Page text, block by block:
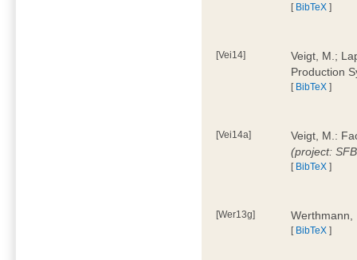
[ BibTeX ]
[Vei14]
Veigt, M.;
Production
[ BibTeX ]
[Vei14a]
Veigt, M.:
(project:
[ BibTeX ]
[Wer13g]
[ BibTeX ]